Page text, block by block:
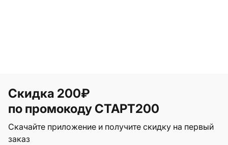
Скидка 200₽
по промокоду СТАРТ200
Скачайте приложение и получите скидку на первый
заказ